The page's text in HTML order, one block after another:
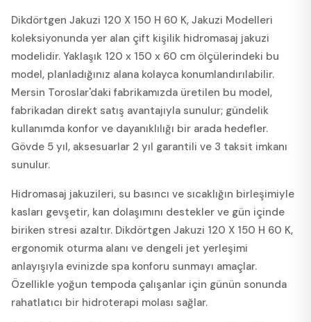
Dikdörtgen Jakuzi 120 X 150 H 60 K, Jakuzi Modelleri
koleksiyonunda yer alan çift kişilik hidromasaj jakuzi
modelidir. Yaklaşık 120 x 150 x 60 cm ölçülerindeki bu
model, planladığınız alana kolayca konumlandırılabilir.
Mersin Toroslar'daki fabrikamızda üretilen bu model,
fabrikadan direkt satış avantajıyla sunulur; gündelik
kullanımda konfor ve dayanıklılığı bir arada hedefler.
Gövde 5 yıl, aksesuarlar 2 yıl garantili ve 3 taksit imkanı
sunulur.
Hidromasaj jakuzileri, su basıncı ve sıcaklığın birleşimiyle
kasları gevşetir, kan dolaşımını destekler ve gün içinde
biriken stresi azaltır. Dikdörtgen Jakuzi 120 X 150 H 60 K,
ergonomik oturma alanı ve dengeli jet yerleşimi
anlayışıyla evinizde spa konforu sunmayı amaçlar.
Özellikle yoğun tempoda çalışanlar için günün sonunda
rahatlatıcı bir hidroterapi molası sağlar.